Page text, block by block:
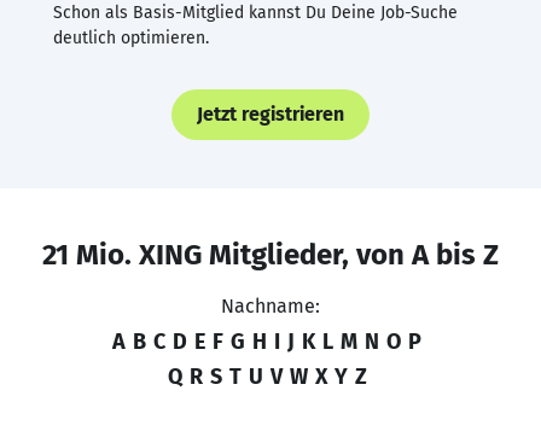
Schon als Basis-Mitglied kannst Du Deine Job-Suche
deutlich optimieren.
Jetzt registrieren
21 Mio. XING Mitglieder, von A bis Z
Nachname:
A B C D E F G H I J K L M N O P
Q R S T U V W X Y Z